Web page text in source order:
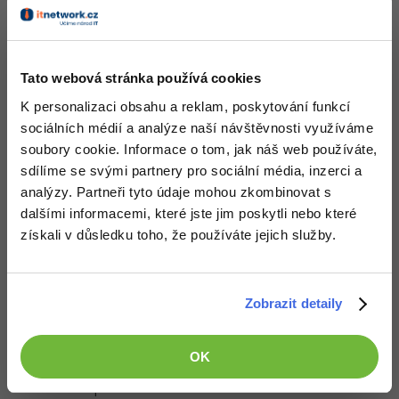
Tato webová stránka používá cookies
K personalizaci obsahu a reklam, poskytování funkcí
sociálních médií a analýze naší návštěvnosti využíváme
soubory cookie. Informace o tom, jak náš web používáte,
sdílíme se svými partnery pro sociální média, inzerci a
analýzy. Partneři tyto údaje mohou zkombinovat s
dalšími informacemi, které jste jim poskytli nebo které
získali v důsledku toho, že používáte jejich služby.
Zobrazit detaily
OK
Copywriter
WordPress specialista
SEO specialista
Umělá inteligence (AI) -10%
Pro děti
Fórum
Datová analýza
HTML/CSS
Photoshop
Příběhy absolventů
Blog
Odpovědět
Děláme co je v našich silách, aby byly zdejší diskuze co
registrovaní členové. Pro zapojení do diskuze sepřihlas.
Pokud ještě nemáš účet,zaregistruj se
Zobrazeno 2 zpráv z 2.